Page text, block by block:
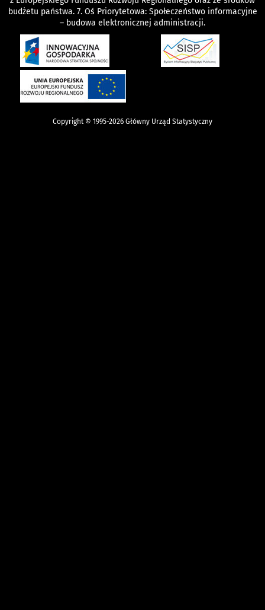
budżetu państwa. 7. Oś Priorytetowa: Społeczeństwo informacyjne
– budowa elektronicznej administracji.
Copyright © 1995-2026 Główny Urząd Statystyczny